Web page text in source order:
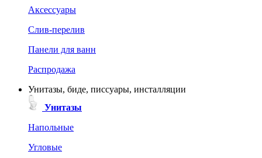
Аксессуары
Слив-перелив
Панели для ванн
Распродажа
Унитазы, биде, писсуары, инсталляции
Унитазы
Напольные
Угловые